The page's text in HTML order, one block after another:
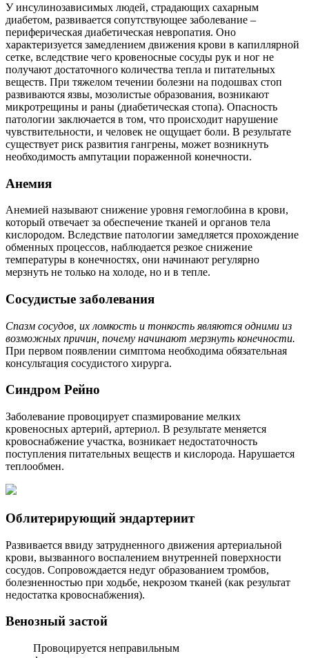
У инсулинозависимых людей, страдающих сахарным
диабетом, развивается сопутствующее заболевание –
периферическая диабетическая невропатия. Оно
характеризуется замедлением движения крови в капиллярной
сетке, вследствие чего кровеносные сосуды рук и ног не
получают достаточного количества тепла и питательных
веществ. При тяжелом течении болезни на подошвах стоп
развиваются язвы, мозолистые образования, возникают
микротрещины и раны (диабетическая стопа). Опасность
патологии заключается в том, что происходит нарушение
чувствительности, и человек не ощущает боли. В результате
существует риск развития гангрены, может возникнуть
необходимость ампутации пораженной конечности.
Анемия
Анемией называют снижение уровня гемоглобина в крови,
который отвечает за обеспечение тканей и органов тела
кислородом. Вследствие патологии замедляется прохождение
обменных процессов, наблюдается резкое снижение
температуры в конечностях, они начинают регулярно
мерзнуть не только на холоде, но и в тепле.
Сосудистые заболевания
Спазм сосудов, их ломкость и тонкость являются одними из
возможных причин, почему начинают мерзнуть конечности.
При первом появлении симптома необходима обязательная
консультация сосудистого хирурга.
Синдром Рейно
Заболевание провоцирует спазмирование мелких
кровеносных артерий, артериол. В результате меняется
кровоснабжение участка, возникает недостаточность
поступления питательных веществ и кислорода. Нарушается
теплообмен.
Облитерирующий эндартериит
Развивается ввиду затрудненного движения артериальной
крови, вызванного воспалением внутренней поверхности
сосудов. Сопровождается недуг образованием тромбов,
болезненностью при ходьбе, некрозом тканей (как результат
недостатка кровоснабжения).
Венозный застой
Провоцируется неправильным